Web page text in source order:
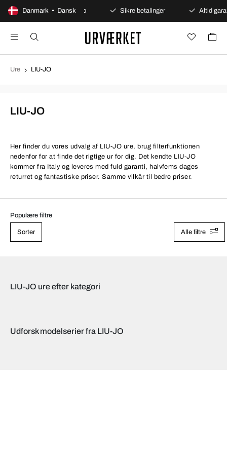
Danmark • Dansk
100 dages åbent køb Sikre betalinger Altid
Ure LIU-JO
LIU-JO
Her finder du vores udvalg af LIU-JO ure, brug filterfunktionen
nedenfor for at finde det rigtige ur for dig. Det kendte LIU-JO
kommer fra Italy og leveres med fuld garanti, halvfems dages
returret og fantastiske priser. Samme vilkår til bedre priser.
Populære filtre
Sorter Alle filtre
LIU-JO ure efter kategori
Udforsk modelserier fra LIU-JO